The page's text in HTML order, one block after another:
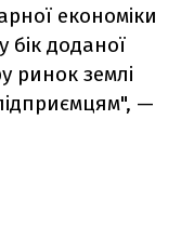
економіки
бік доданої
ринок землі
—